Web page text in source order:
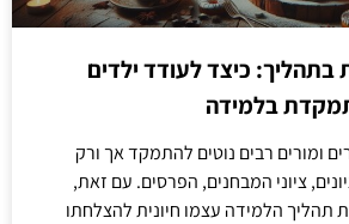
כיצד לעודד ילדים
בלמידה
ומורים רבים נוטים להתמקד אך ורק
ציוני המבחנים, הפרסים. עם זאת,
הלמידה עצמו חיונית להצלחתו